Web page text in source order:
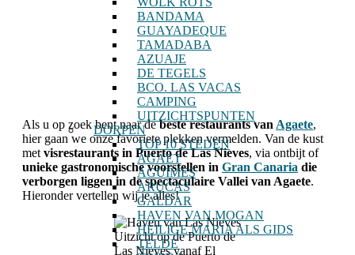
BANDAMA
GUAYADEQUE
TAMADABA
AZUAJE
DE TEGELS
BCO. LAS VACAS
CAMPING
UITZICHTSPUNTEN
DORPEN
TOP 10 STEDEN
AGAET
AGÜIMES
ARUCAS
GALDAR
HAVEN VAN MOGAN
HEILIGE MARIA ALS GIDS
TELDE
Als u op zoek bent naar debeste restaurants van Agaete,
hier gaan we onze favoriete plekken vermelden. Van de kust
met visrestaurants in Puerto de Las Nieves, via ontbijt of
unieke gastronomische voorstellen in Gran Canaria die
verborgen liggen in de spectaculaire Vallei van Agaete.
Hieronder vertellen wij je alles!
Uitzicht op de Puerto de
Las Nieves vanaf El